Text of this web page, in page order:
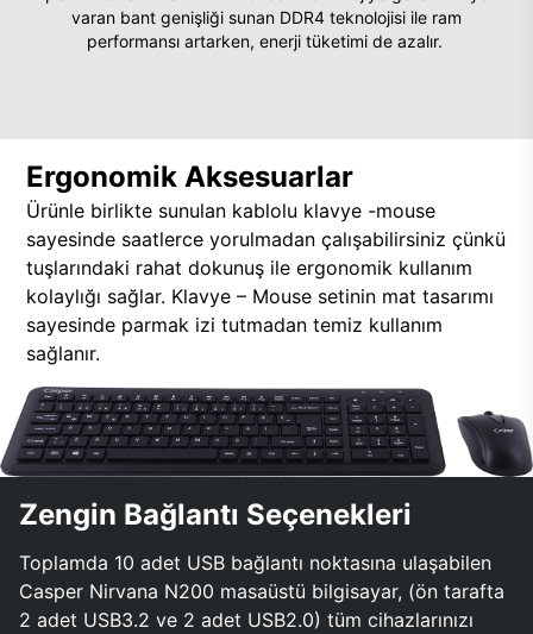
varan bant genişliği sunan DDR4 teknolojisi ile ram
performansı artarken, enerji tüketimi de azalır.
Ergonomik Aksesuarlar
Ürünle birlikte sunulan kablolu klavye -mouse
sayesinde saatlerce yorulmadan çalışabilirsiniz çünkü
tuşlarındaki rahat dokunuş ile ergonomik kullanım
kolaylığı sağlar. Klavye – Mouse setinin mat tasarımı
sayesinde parmak izi tutmadan temiz kullanım
sağlanır.
Zengin Bağlantı Seçenekleri
Toplamda 10 adet USB bağlantı noktasına ulaşabilen
Casper Nirvana N200 masaüstü bilgisayar, (ön tarafta
2 adet USB3.2 ve 2 adet USB2.0) tüm cihazlarınızı